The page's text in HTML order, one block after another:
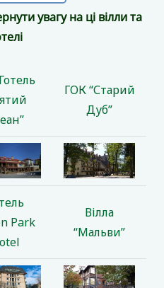
увагу на ці вілли та
ГОК “Старий
Дуб”
Park
Вілла
“Мальви”